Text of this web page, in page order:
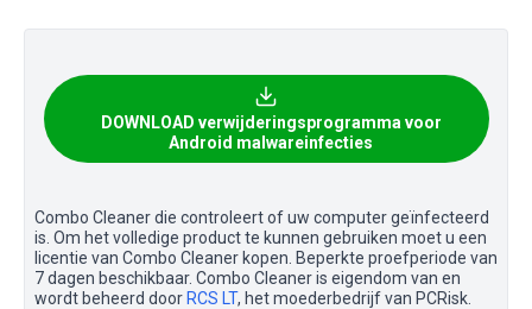
DOWNLOAD verwijderingsprogramma voor
Android malwareinfecties
Combo Cleaner die controleert of uw computer geïnfecteerd
is. Om het volledige product te kunnen gebruiken moet u een
licentie van Combo Cleaner kopen. Beperkte proefperiode van
7 dagen beschikbaar. Combo Cleaner is eigendom van en
wordt beheerd door RCS LT, het moederbedrijf van PCRisk.